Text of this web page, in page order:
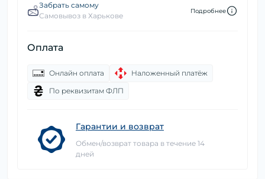
Забрать самому
Самовывоз в Харькове
Подробнее
Оплата
Онлайн оплата
Наложенный платёж
По реквизитам ФЛП
Гарантии и возврат
Обмен/возврат товара в течение 14
дней